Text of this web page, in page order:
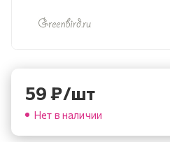
59₽/шт
Нет в наличии